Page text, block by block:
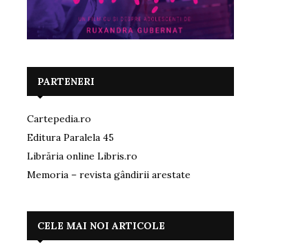
PARTENERI
Cartepedia.ro
Editura Paralela 45
Librăria online Libris.ro
Memoria – revista gândirii arestate
CELE MAI NOI ARTICOLE